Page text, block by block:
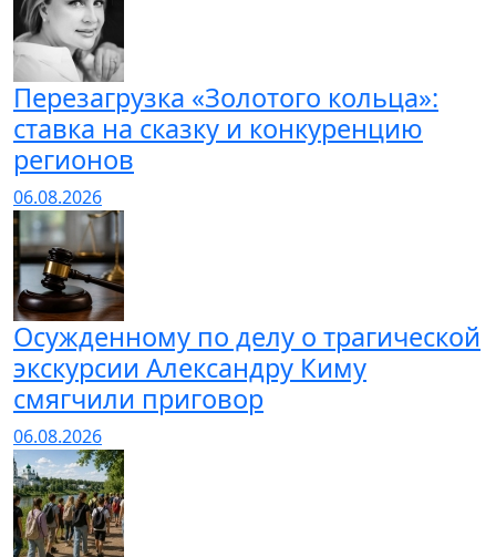
Перезагрузка «Золотого кольца»:
ставка на сказку и конкуренцию
регионов
06.08.2026
Осужденному по делу о трагической
экскурсии Александру Киму
смягчили приговор
06.08.2026